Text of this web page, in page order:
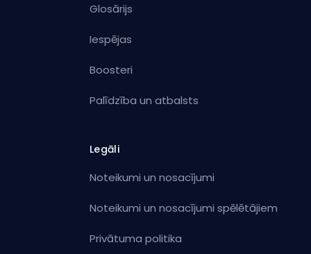
Glosārijs
Iespējas
Boosteri
Palīdzība un atbalsts
Legāli
Noteikumi un nosacījumi
Noteikumi un nosacījumi spēlētājiem
Privātuma politika